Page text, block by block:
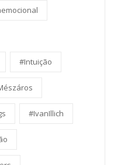
#Intuição
#IvanIllich